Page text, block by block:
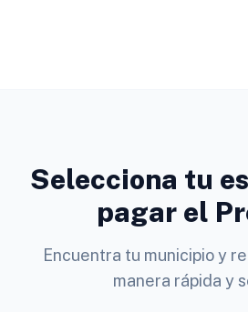
Selecciona tu
pagar el
Encuentra tu municipio y
manera rápida y